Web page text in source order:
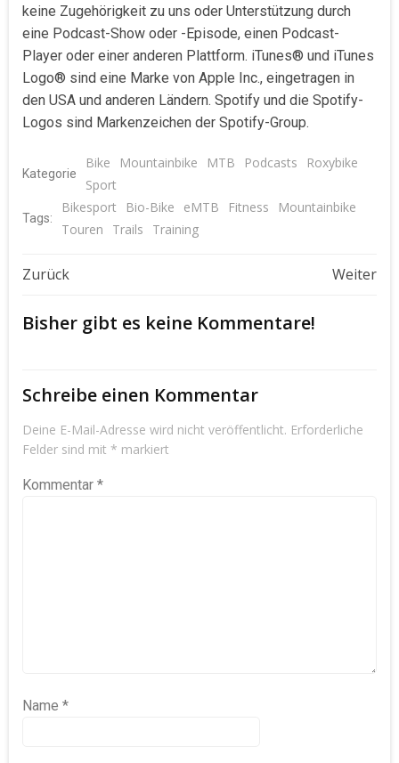
keine Zugehörigkeit zu uns oder Unterstützung durch
eine Podcast-Show oder -Episode, einen Podcast-
Player oder einer anderen Plattform. iTunes® und iTunes
Logo® sind eine Marke von Apple Inc., eingetragen in
den USA und anderen Ländern. Spotify und die Spotify-
Logos sind Markenzeichen der Spotify-Group.
Kategorie
Bike Mountainbike MTB Podcasts
Roxybike
Sport
Tags:
Bikesport Bio-Bike eMTB Fitness
Mountainbike
Touren
Trails Training
Beitragsnavigation
Zurück Weiter
Bisher gibt es keine Kommentare!
Schreibe einen Kommentar
Deine E-Mail-Adresse wird nicht veröffentlicht. Erforderliche
Felder sind mit * markiert
Kommentar *
Name *